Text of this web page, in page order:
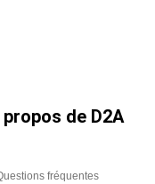
propos de D2A
fréquentes